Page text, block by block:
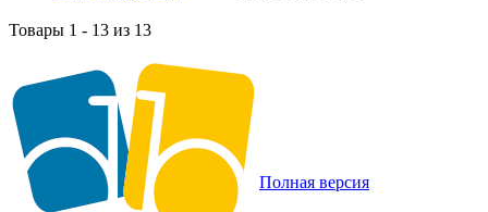
Товары 1 - 13 из 13
Полная версия